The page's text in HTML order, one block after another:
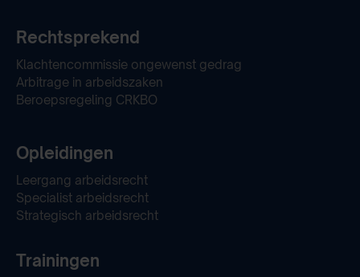
Rechtsprekend
Klachtencommissie ongewenst gedrag
Arbitrage in arbeidszaken
Beroepsregeling CRKBO
Opleidingen
Leergang arbeidsrecht
Specialist arbeidsrecht
Strategisch arbeidsrecht
Trainingen